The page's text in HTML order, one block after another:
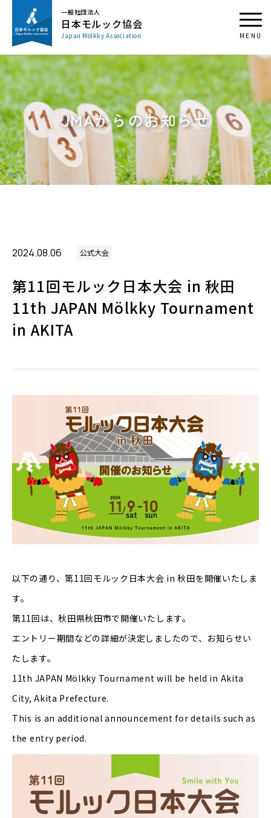
一般社団法人
日本モルック協会
Japan Mölkky Association
JMAからのお知らせ
2024.08.06 公式大会
第11回モルック日本大会 in 秋田
11th JAPAN Mölkky Tournament
in AKITA
以下の通り、第11回モルック日本大会 in 秋田を開催いたしま
す。
第11回は、秋田県秋田市で開催いたします。
エントリー期間などの詳細が決定しましたので、お知らせい
たします。
11th JAPAN Mölkky Tournament will be held in Akita
City, Akita Prefecture.
This is an additional announcement for details such as
the entry period.